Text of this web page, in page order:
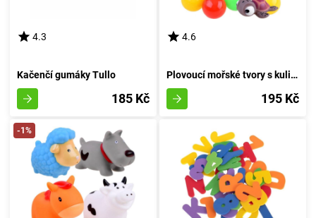
4.3
Kačenčí gumáky Tullo
185 Kč
4.6
Plovoucí mořské tvory s kuličkami pro koupání
195 Kč
-1%